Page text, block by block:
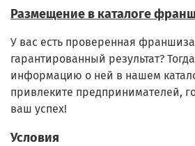
Размещение в каталоге
У вас есть проверенная
гарантированный результат?
информацию о ней в нашем
привлеките предпринимателей,
ваш успех!
Условия